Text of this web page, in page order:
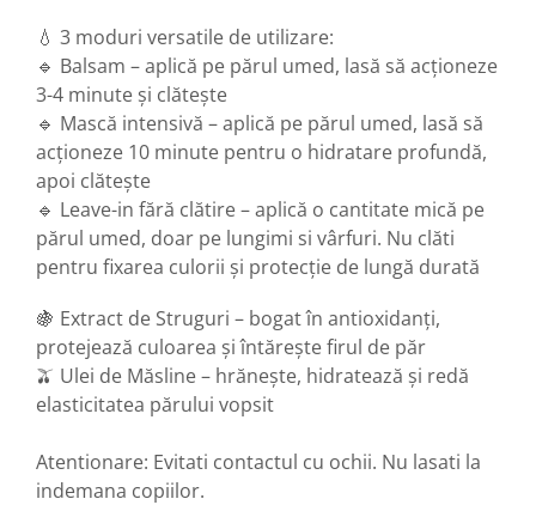
💧 3 moduri versatile de utilizare:
🔹 Balsam – aplică pe părul umed, lasă să acționeze
3-4 minute și clătește
🔹 Mască intensivă – aplică pe părul umed, lasă să
acționeze 10 minute pentru o hidratare profundă,
apoi clătește
🔹 Leave-in fără clătire – aplică o cantitate mică pe
părul umed, doar pe lungimi si vârfuri. Nu clăti
pentru fixarea culorii și protecție de lungă durată
🍇 Extract de Struguri – bogat în antioxidanți,
protejează culoarea și întărește firul de păr
🫒 Ulei de Măsline – hrănește, hidratează și redă
elasticitatea părului vopsit
Atentionare: Evitati contactul cu ochii. Nu lasati la
indemana copiilor.